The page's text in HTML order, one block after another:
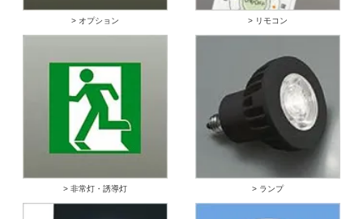
> オプション > リモコン
> 非常灯・誘導灯 > ランプ